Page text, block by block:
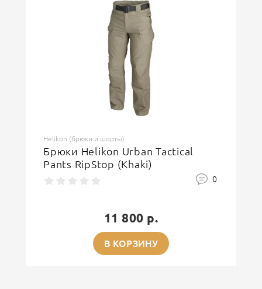
Helikon (брюки и шорты)
Брюки Helikon Urban Tactical
Pants RipStop (Khaki)
0
11 800 р.
В КОРЗИНУ